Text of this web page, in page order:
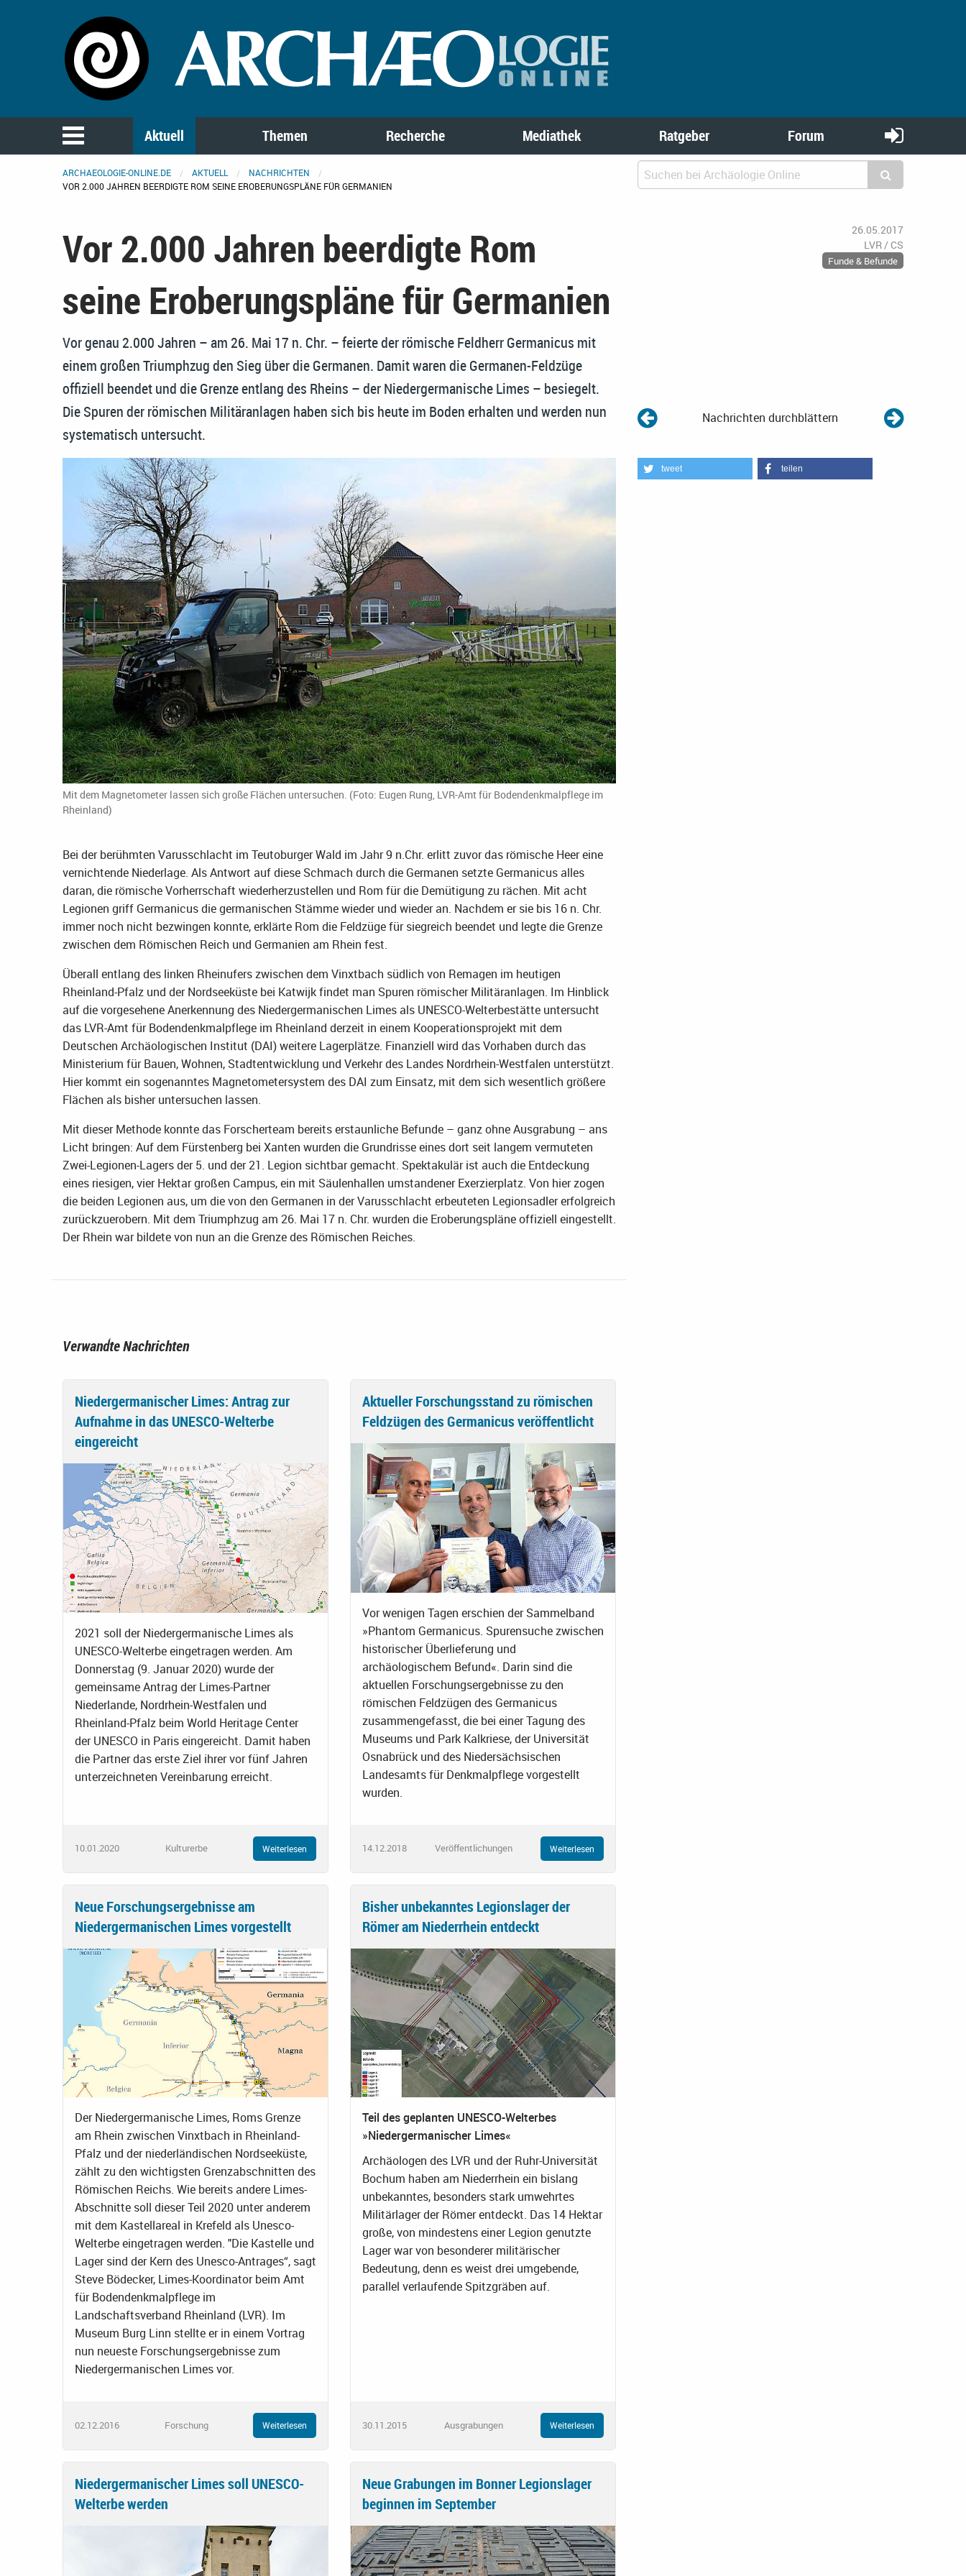
Aktuell Themen Recherche Mediathek Ratgeber Forum
ARCHAEOLOGIE-ONLINE.DE AKTUELL
NACHRICHTEN
VOR 2.000 JAHREN BEERDIGTE ROM SEINE EROBERUNGSPLÄNE FÜR GERMANIEN
Vor 2.000 Jahren beerdigte Rom
seine Eroberungspläne für Germanien
26.05.2017
LVR / CS
Funde & Befunde
Vor genau 2.000 Jahren – am 26. Mai 17 n. Chr. – feierte der römische Feldherr Germanicus mit
einem großen Triumphzug den Sieg über die Germanen. Damit waren die Germanen-Feldzüge
offiziell beendet und die Grenze entlang des Rheins – der Niedergermanische Limes – besiegelt.
Die Spuren der römischen Militäranlagen haben sich bis heute im Boden erhalten und werden nun
systematisch untersucht.
Nachrichten durchblättern
Mit dem Magnetometer lassen sich große Flächen untersuchen. (Foto: Eugen Rung, LVR-Amt für Bodendenkmalpflege im
Rheinland)
Bei der berühmten Varusschlacht im Teutoburger Wald im Jahr 9 n.Chr. erlitt zuvor das römische Heer eine
vernichtende Niederlage. Als Antwort auf diese Schmach durch die Germanen setzte Germanicus alles
daran, die römische Vorherrschaft wiederherzustellen und Rom für die Demütigung zu rächen. Mit acht
Legionen griff Germanicus die germanischen Stämme wieder und wieder an. Nachdem er sie bis 16 n. Chr.
immer noch nicht bezwingen konnte, erklärte Rom die Feldzüge für siegreich beendet und legte die Grenze
zwischen dem Römischen Reich und Germanien am Rhein fest.
Überall entlang des linken Rheinufers zwischen dem Vinxtbach südlich von Remagen im heutigen
Rheinland-Pfalz und der Nordseeküste bei Katwijk findet man Spuren römischer Militäranlagen. Im Hinblick
auf die vorgesehene Anerkennung des Niedergermanischen Limes als UNESCO-Welterbestätte untersucht
das LVR-Amt für Bodendenkmalpflege im Rheinland derzeit in einem Kooperationsprojekt mit dem
Deutschen Archäologischen Institut (DAI) weitere Lagerplätze. Finanziell wird das Vorhaben durch das
Ministerium für Bauen, Wohnen, Stadtentwicklung und Verkehr des Landes Nordrhein-Westfalen unterstützt.
Hier kommt ein sogenanntes Magnetometersystem des DAI zum Einsatz, mit dem sich wesentlich größere
Flächen als bisher untersuchen lassen.
Mit dieser Methode konnte das Forscherteam bereits erstaunliche Befunde – ganz ohne Ausgrabung – ans
Licht bringen: Auf dem Fürstenberg bei Xanten wurden die Grundrisse eines dort seit langem vermuteten
Zwei-Legionen-Lagers der 5. und der 21. Legion sichtbar gemacht. Spektakulär ist auch die Entdeckung
eines riesigen, vier Hektar großen Campus, ein mit Säulenhallen umstandener Exerzierplatz. Von hier zogen
die beiden Legionen aus, um die von den Germanen in der Varusschlacht erbeuteten Legionsadler erfolgreich
zurückzuerobern. Mit dem Triumphzug am 26. Mai 17 n. Chr. wurden die Eroberungspläne offiziell eingestellt.
Der Rhein war bildete von nun an die Grenze des Römischen Reiches.
tweet teilen
Verwandte Nachrichten
Niedergermanischer Limes: Antrag zur
Aufnahme in das UNESCO-Welterbe
eingereicht
2021 soll der Niedergermanische Limes als
UNESCO-Welterbe eingetragen werden. Am
Donnerstag (9. Januar 2020) wurde der
gemeinsame Antrag der Limes-Partner
Niederlande, Nordrhein-Westfalen und
Rheinland-Pfalz beim World Heritage Center
der UNESCO in Paris eingereicht. Damit haben
die Partner das erste Ziel ihrer vor fünf Jahren
unterzeichneten Vereinbarung erreicht.
10.01.2020 Kulturerbe Weiterlesen
Aktueller Forschungsstand zu römischen
Feldzügen des Germanicus veröffentlicht
Vor wenigen Tagen erschien der Sammelband
»Phantom Germanicus. Spurensuche zwischen
historischer Überlieferung und
archäologischem Befund«. Darin sind die
aktuellen Forschungsergebnisse zu den
römischen Feldzügen des Germanicus
zusammengefasst, die bei einer Tagung des
Museums und Park Kalkriese, der Universität
Osnabrück und des Niedersächsischen
Landesamts für Denkmalpflege vorgestellt
wurden.
14.12.2018 Veröffentlichungen Weiterlesen
Neue Forschungsergebnisse am
Niedergermanischen Limes vorgestellt
Der Niedergermanische Limes, Roms Grenze
am Rhein zwischen Vinxtbach in Rheinland-
Pfalz und der niederländischen Nordseeküste,
zählt zu den wichtigsten Grenzabschnitten des
Römischen Reichs. Wie bereits andere Limes-
Abschnitte soll dieser Teil 2020 unter anderem
mit dem Kastellareal in Krefeld als Unesco-
Welterbe eingetragen werden. "Die Kastelle und
Lager sind der Kern des Unesco-Antrages“, sagt
Steve Bödecker, Limes-Koordinator beim Amt
für Bodendenkmalpflege im
Landschaftsverband Rheinland (LVR). Im
Museum Burg Linn stellte er in einem Vortrag
nun neueste Forschungsergebnisse zum
Niedergermanischen Limes vor.
02.12.2016 Forschung Weiterlesen
Bisher unbekanntes Legionslager der
Römer am Niederrhein entdeckt
Teil des geplanten UNESCO-Welterbes
»Niedergermanischer Limes«
Archäologen des LVR und der Ruhr-Universität
Bochum haben am Niederrhein ein bislang
unbekanntes, besonders stark umwehrtes
Militärlager der Römer entdeckt. Das 14 Hektar
große, von mindestens einer Legion genutzte
Lager war von besonderer militärischer
Bedeutung, denn es weist drei umgebende,
parallel verlaufende Spitzgräben auf.
30.11.2015 Ausgrabungen Weiterlesen
Niedergermanischer Limes soll UNESCO-
Welterbe werden
Neue Grabungen im Bonner Legionslager
beginnen im September